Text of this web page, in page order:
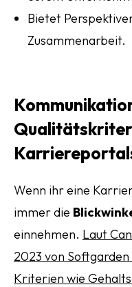
Bietet
Zusammenarbeit.
Wenn ihr eine
immer die
einnehmen. Laut
2023 von
Kriterien wie